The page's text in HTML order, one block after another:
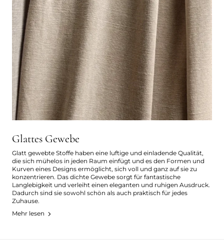
Glattes Gewebe
Glatt gewebte Stoffe haben eine luftige und einladende Qualität,
die sich mühelos in jeden Raum einfügt und es den Formen und
Kurven eines Designs ermöglicht, sich voll und ganz auf sie zu
konzentrieren. Das dichte Gewebe sorgt für fantastische
Langlebigkeit und verleiht einen eleganten und ruhigen Ausdruck.
Dadurch sind sie sowohl schön als auch praktisch für jedes
Zuhause.
Mehr lesen